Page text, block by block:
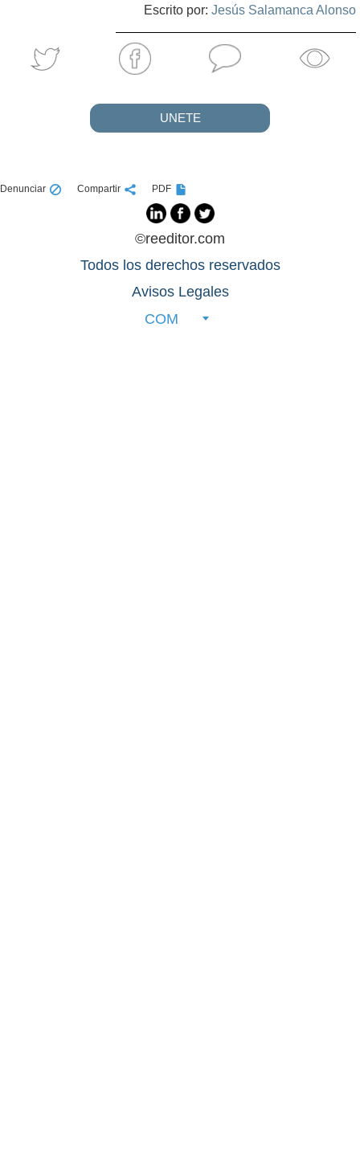
Escrito por: Jesús Salamanca Alonso
UNETE
Denunciar Compartir PDF
©reeditor.com
Todos los derechos reservados
Avisos Legales